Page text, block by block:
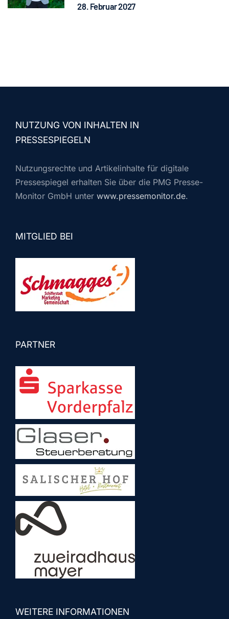
28. Februar 2027
NUTZUNG VON INHALTEN IN
PRESSESPIEGELN
Nutzungsrechte und Artikelinhalte für digitale
Pressespiegel erhalten Sie über die PMG Presse-
Monitor GmbH unter www.pressemonitor.de.
MITGLIED BEI
PARTNER
WEITERE INFORMATIONEN